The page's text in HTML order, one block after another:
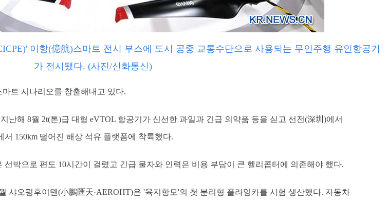
이항(億航)스마트 전시 부스에 도시 공중 교통수단으로 사용되는 무인주행 유인항공기
가 전시됐다. (사진/신화통신)
트 시나리오를 창출해내고 있다.
난해 8월 2t(톤)급 대형 eVTOL 항공기가 신선한 과일과 긴급 의약품 등을 싣고 선전(深圳)에서
150km 떨어진 해상 석유 플랫폼에 착륙했다.
박으로 편도 10시간이 걸렸고 긴급 물자와 인력은 비용 부담이 큰 헬리콥터에 의존해야 했다.
샤오펑후이톈(小鵬匯天·AEROHT)은 '육지항모'의 첫 분리형 플라잉카를 시험 생산했다. 자동차